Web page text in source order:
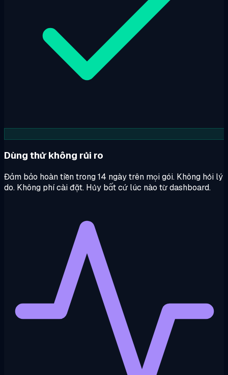
Dùng thử không rủi ro
Đảm bảo hoàn tiền trong 14 ngày trên mọi gói. Không hỏi lý
do. Không phí cài đặt. Hủy bất cứ lúc nào từ dashboard.